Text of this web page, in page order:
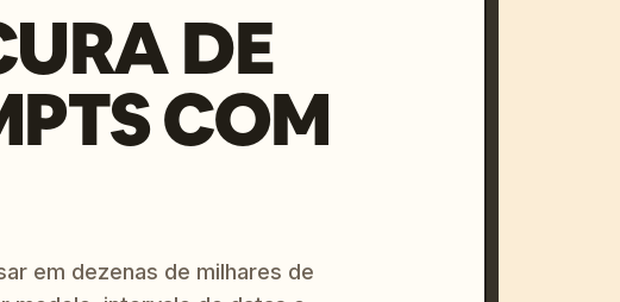
DE
COM
em dezenas de milhares de